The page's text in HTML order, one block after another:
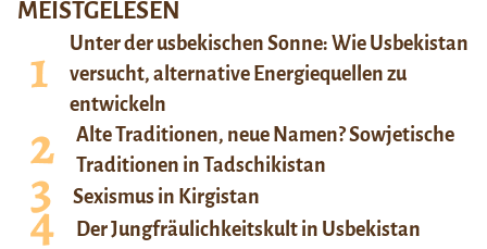
MEISTGELESEN
Unter der usbekischen Sonne: Wie Usbekistan
versucht, alternative Energiequellen zu
entwickeln
Alte Traditionen, neue Namen? Sowjetische
Traditionen in Tadschikistan
Sexismus in Kirgistan
Der Jungfräulichkeitskult in Usbekistan